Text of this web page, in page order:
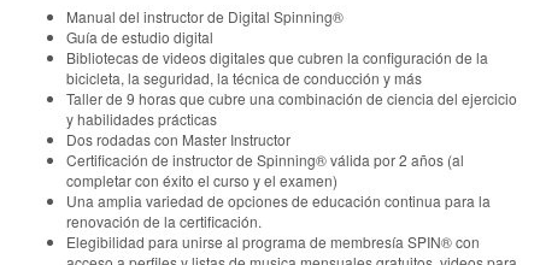
Manual del instructor de Digital Spinning®
Guía de estudio digital
Bibliotecas de videos digitales que cubren la configuración de la
bicicleta, la seguridad, la técnica de conducción y más
Taller de 9 horas que cubre una combinación de ciencia del ejercicio
y habilidades prácticas
Dos rodadas con Master Instructor
Certificación de instructor de Spinning® válida por 2 años (al
completar con éxito el curso y el examen)
Una amplia variedad de opciones de educación continua para la
renovación de la certificación.
Elegibilidad para unirse al programa de membresía SPIN® con